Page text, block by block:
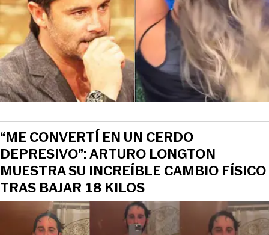
“ME CONVERTÍ EN UN CERDO
DEPRESIVO”: ARTURO LONGTON
MUESTRA SU INCREÍBLE CAMBIO FÍSICO
TRAS BAJAR 18 KILOS